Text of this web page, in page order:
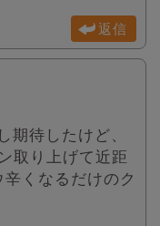
返信
期待したけど、
取り上げて近距
くなるだけのク